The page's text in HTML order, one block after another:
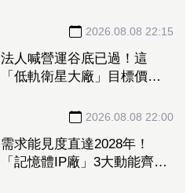
2026.08.08 22:15
法人喊營運谷底已過！這
「低軌衛星大廠」目標價衝
營收估成長20%2026.08.08 22:00
需求能見度直達2028年！
「記憶體IP廠」3大動能齊